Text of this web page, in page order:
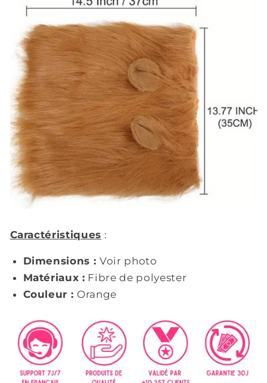
Caractéristiques :
Dimensions :Voir photo
Matériaux : Fibre de polyester
Couleur : Orange